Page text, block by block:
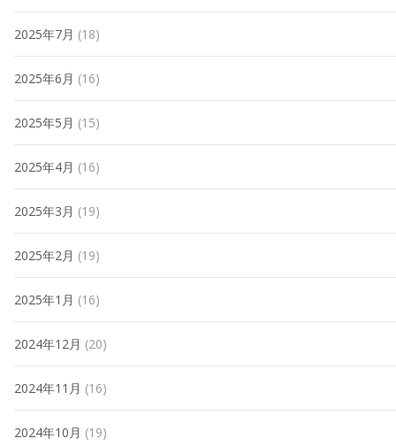
2025年7月 (18)
2025年6月 (16)
2025年5月 (15)
2025年4月 (16)
2025年3月 (19)
2025年2月 (19)
2025年1月 (16)
2024年12月 (20)
2024年11月 (16)
2024年10月 (19)